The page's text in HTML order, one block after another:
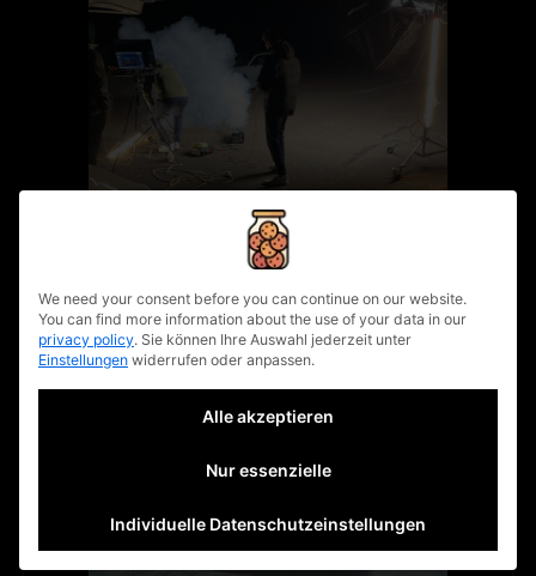
privacy policy
We need your consent before you can continue on our website.
You can find more information about the use of your data in our
privacy policy. Sie können Ihre Auswahl jederzeit unter
Einstellungen widerrufen oder anpassen.
Alle akzeptieren
Nur essenzielle
Individuelle Datenschutzeinstellungen